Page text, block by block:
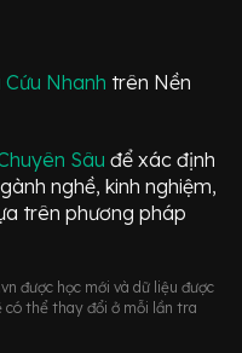
Cứu Nhanh trên Nền
Sâuđể xác định
nghề, kinh nghiệm,
trên phương pháp
được học mới và dữ liệu được
có thể thay đổi ở mỗi lần tra